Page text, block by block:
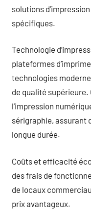
solutions
spécifiques.
Technologie
plateformes
technologies
de qualité
l’impression
sérigraphie, assurant
longue durée.
Coûts et efficacité
des frais de
de locaux
prix avantageux.